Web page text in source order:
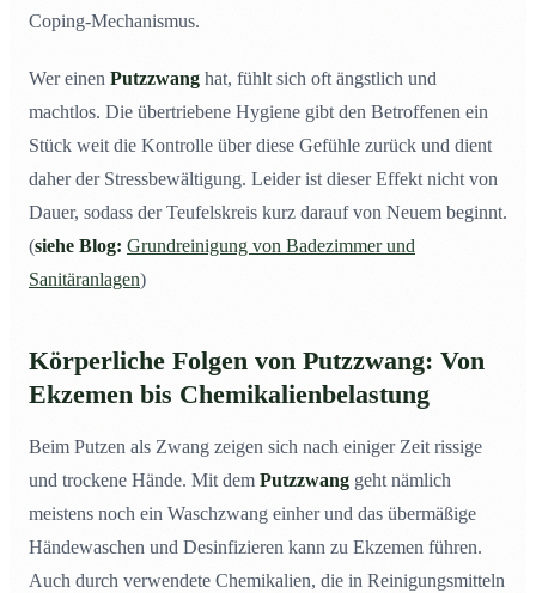
Coping-Mechanismus.
Wer einen Putzzwang hat, fühlt sich oft ängstlich und
machtlos. Die übertriebene Hygiene gibt den Betroffenen ein
Stück weit die Kontrolle über diese Gefühle zurück und dient
daher der Stressbewältigung. Leider ist dieser Effekt nicht von
Dauer, sodass der Teufelskreis kurz darauf von Neuem beginnt.
(siehe Blog: Grundreinigung von Badezimmer und
Sanitäranlagen)
Körperliche Folgen von Putzzwang: Von
Ekzemen bis Chemikalienbelastung
Beim Putzen als Zwang zeigen sich nach einiger Zeit rissige
und trockene Hände. Mit dem Putzzwang geht nämlich
meistens noch ein Waschzwang einher und das übermäßige
Händewaschen und Desinfizieren kann zu Ekzemen führen.
Auch durch verwendete Chemikalien, die in Reinigungsmitteln